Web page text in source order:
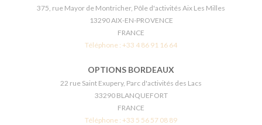
375, rue Mayor de Montricher, Pôle d'activités Aix Les Milles
13290 AIX-EN-PROVENCE
FRANCE
Téléphone : +33 4 86 91 16 64
OPTIONS BORDEAUX
22 rue Saint Exupery, Parc d'activités des Lacs
33290 BLANQUEFORT
FRANCE
Téléphone : +33 5 56 57 08 89